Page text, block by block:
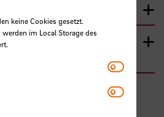
Lernen (ZLL)
und
keine Cookies gesetzt.
im Local Storage des
Matomo
Youtube